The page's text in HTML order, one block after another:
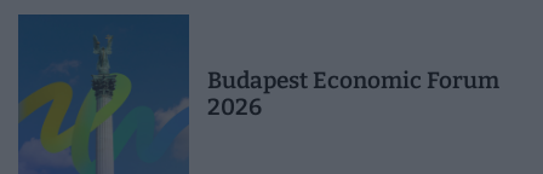
Budapest Economic Forum
2026